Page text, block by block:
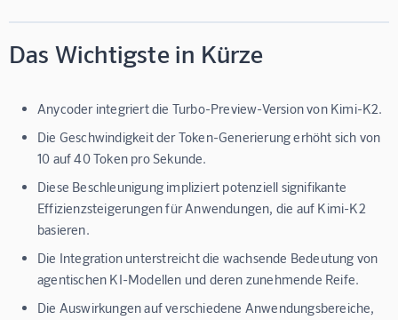
Das Wichtigste in Kürze
Anycoder integriert die Turbo-Preview-Version von Kimi-K2.
Die Geschwindigkeit der Token-Generierung erhöht sich von
10 auf 40 Token pro Sekunde.
Diese Beschleunigung impliziert potenziell signifikante
Effizienzsteigerungen für Anwendungen, die auf Kimi-K2
basieren.
Die Integration unterstreicht die wachsende Bedeutung von
agentischen KI-Modellen und deren zunehmende Reife.
Die Auswirkungen auf verschiedene Anwendungsbereiche,